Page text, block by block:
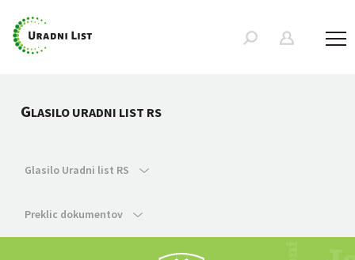
GLASILO URADNI LIST RS
Glasilo Uradni list RS
Preklic dokumentov